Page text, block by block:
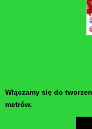
Włączamy się do
metrów.